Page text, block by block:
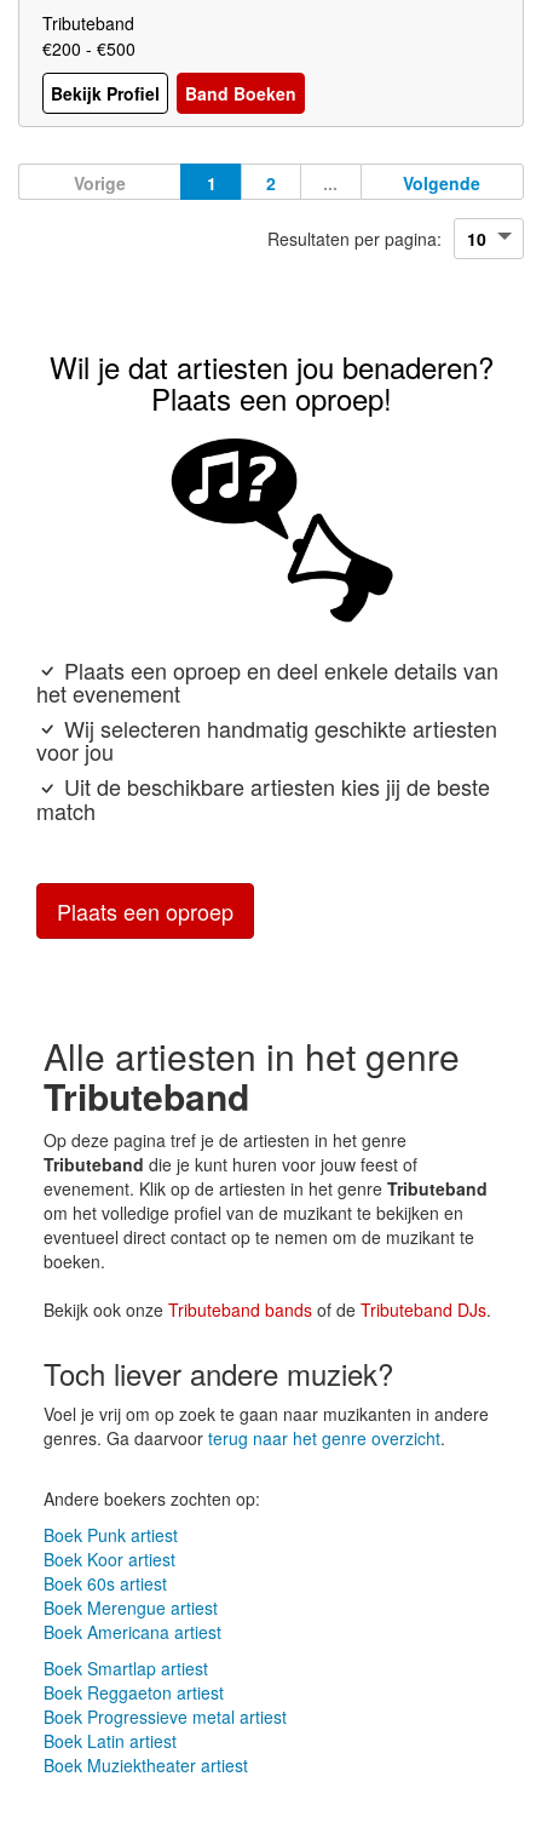
Tributeband
€200 - €500
Bekijk Profiel
Band Boeken
Vorige 1 2 ... Volgende
Resultaten per pagina:
Wil je dat artiesten jou benaderen?
Plaats een oproep!
Plaats een oproep en deel enkele details van
het evenement
Wij selecteren handmatig geschikte artiesten
voor jou
Uit de beschikbare artiesten kies jij de beste
match
Plaats een oproep
Alle artiesten in het genre
Tributeband
Op deze pagina tref je de artiesten in het genre
Tributeband die je kunt huren voor jouw feest of
evenement. Klik op de artiesten in het genre Tributeband
om het volledige profiel van de muzikant te bekijken en
eventueel direct contact op te nemen om de muzikant te
boeken.
Bekijk ook onze Tributeband bandsof de Tributeband DJs.
Toch liever andere muziek?
Voel je vrij om op zoek te gaan naar muzikanten in andere
genres. Ga daarvoor terug naar het genre overzicht.
Andere boekers zochten op:
Boek Punk artiest
Boek Koor artiest
Boek 60s artiest
Boek Merengue artiest
Boek Americana artiest
Boek Smartlap artiest
Boek Reggaeton artiest
Boek Progressieve metal artiest
Boek Latin artiest
Boek Muziektheater artiest